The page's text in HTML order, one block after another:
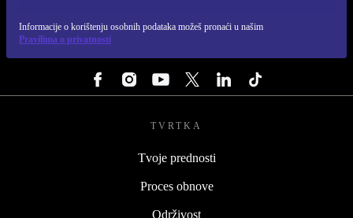
Informacije o korištenju osobnih podataka možeš pronaći u našim
Pravilima o privatnosti
TVRTKA
Tvoje prednosti
Proces obnove
Održivost